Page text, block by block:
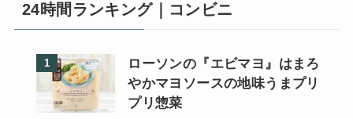
24時間ランキング｜コンビニ
ローソンの『エビマヨ』はまろ
やかマヨソースの地味うまプリ
プリ惣菜